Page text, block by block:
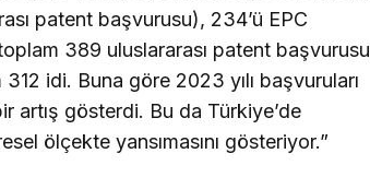
patent başvurusu), 234’ü EPC
389 uluslararası patent başvurusu
idi. Buna göre 2023 yılı başvuruları
artış gösterdi. Bu da Türkiye’de
ölçekte yansımasını gösteriyor.”